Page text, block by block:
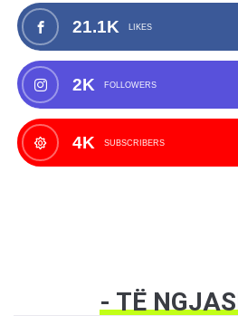
21.1K LIKES
2K FOLLOWERS
4K SUBSCRIBERS
- TË